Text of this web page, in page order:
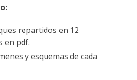
repartidos en 12
en pdf.
y esquemas de cada